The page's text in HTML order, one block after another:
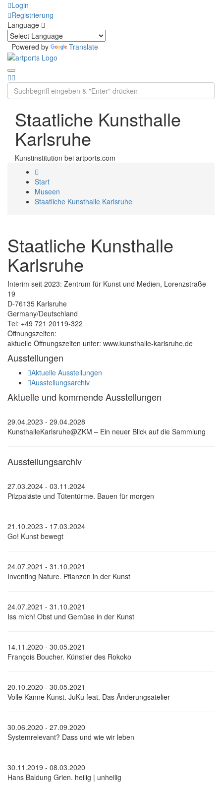
Login
Registrierung
Language
Powered by Translate
Staatliche Kunsthalle
Karlsruhe
Kunstinstitution bei artports.com
Start
Museen
Staatliche Kunsthalle Karlsruhe
Staatliche Kunsthalle
Karlsruhe
Interim seit 2023: Zentrum für Kunst und Medien, Lorenzstraße
19
D-76135 Karlsruhe
Germany/Deutschland
Tel: +49 721 20119-322
Öffnungszeiten:
aktuelle Öffnungszeiten unter: www.kunsthalle-karlsruhe.de
Ausstellungen
Aktuelle Ausstellungen
Ausstellungsarchiv
Aktuelle und kommende Ausstellungen
29.04.2023 - 29.04.2028
KunsthalleKarlsruhe@ZKM – Ein neuer Blick auf die Sammlung
Ausstellungsarchiv
27.03.2024 - 03.11.2024
Pilzpaläste und Tütentürme. Bauen für morgen
21.10.2023 - 17.03.2024
Go! Kunst bewegt
24.07.2021 - 31.10.2021
Inventing Nature. Pflanzen in der Kunst
24.07.2021 - 31.10.2021
Iss mich! Obst und Gemüse in der Kunst
14.11.2020 - 30.05.2021
François Boucher. Künstler des Rokoko
20.10.2020 - 30.05.2021
Volle Kanne Kunst. JuKu feat. Das Änderungsatelier
30.06.2020 - 27.09.2020
Systemrelevant? Dass und wie wir leben
30.11.2019 - 08.03.2020
Hans Baldung Grien. heilig | unheilig